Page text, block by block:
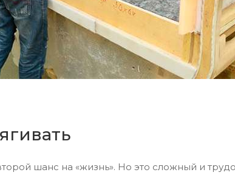
шанс на «жизнь». Но это сложный и